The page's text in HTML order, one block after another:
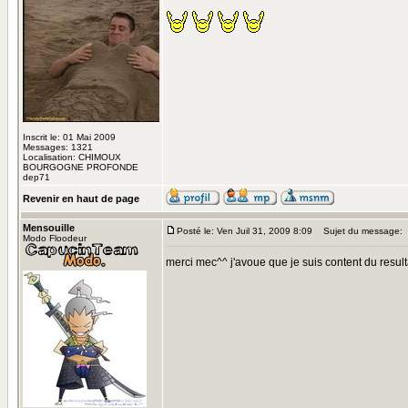
Inscrit le: 01 Mai 2009
Messages: 1321
Localisation: CHIMOUX
BOURGOGNE PROFONDE
dep71
Revenir en haut de page
Mensouille
Modo Floodeur
Posté le: Ven Juil 31, 2009 8:09 Sujet du message:
merci mec^^ j'avoue que je suis content du